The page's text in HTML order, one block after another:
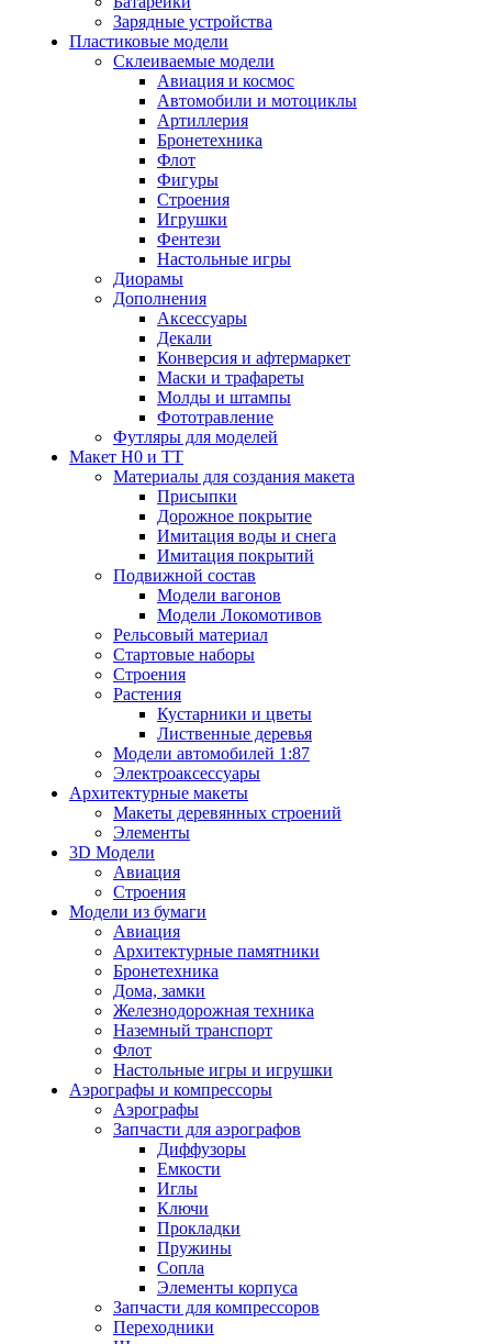
Зарядные устройства
Пластиковые модели
Склеиваемые модели
Авиация и космос
Автомобили и мотоциклы
Артиллерия
Бронетехника
Флот
Фигуры
Строения
Игрушки
Фентези
Настольные игры
Диорамы
Дополнения
Аксессуары
Декали
Конверсия и афтермаркет
Маски и трафареты
Молды и штампы
Фототравление
Футляры для моделей
Макет H0 и TT
Материалы для создания макета
Присыпки
Дорожное покрытие
Имитация воды и снега
Имитация покрытий
Подвижной состав
Модели вагонов
Модели Локомотивов
Рельсовый материал
Стартовые наборы
Строения
Растения
Кустарники и цветы
Лиственные деревья
Модели автомобилей 1:87
Электроаксессуары
Архитектурные макеты
Макеты деревянных строений
Элементы
3D Модели
Авиация
Строения
Модели из бумаги
Авиация
Архитектурные памятники
Бронетехника
Дома, замки
Железнодорожная техника
Наземный транспорт
Флот
Настольные игры и игрушки
Аэрографы и компрессоры
Аэрографы
Запчасти для аэрографов
Диффузоры
Емкости
Иглы
Ключи
Прокладки
Пружины
Сопла
Элементы корпуса
Запчасти для компрессоров
Переходники